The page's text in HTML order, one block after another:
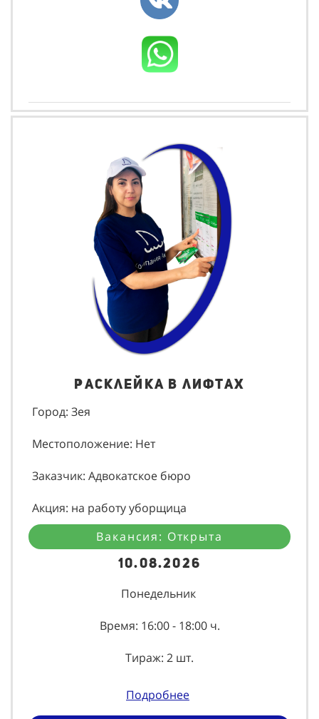
Расклейка в лифтах
Город: Зея
Местоположение: Нет
Заказчик: Адвокатское бюро
Акция: на работу уборщица
Вакансия: Открыта
10.08.2026
Понедельник
Время: 16:00 - 18:00 ч.
Тираж: 2 шт.
Подробнее